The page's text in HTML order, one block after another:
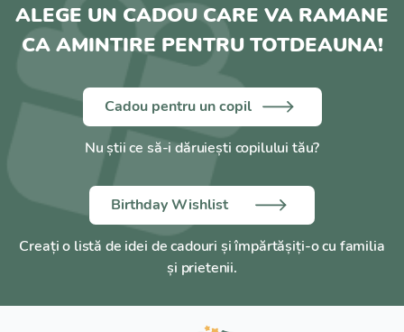
ALEGE UN CADOU CARE VA RAMANE
CA AMINTIRE PENTRU TOTDEAUNA!
Cadou pentru un copil
Nu știi ce să-i dăruiești copilului tău?
Birthday Wishlist
Creați o listă de idei de cadouri și împărtășiți-o cu familia
și prietenii.